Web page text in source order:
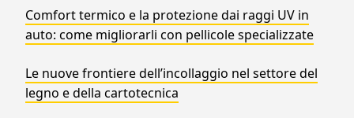
Comfort termico e la protezione dai raggi UV in
auto: come migliorarli con pellicole specializzate
Le nuove frontiere dell’incollaggio nel settore del
legno e della cartotecnica